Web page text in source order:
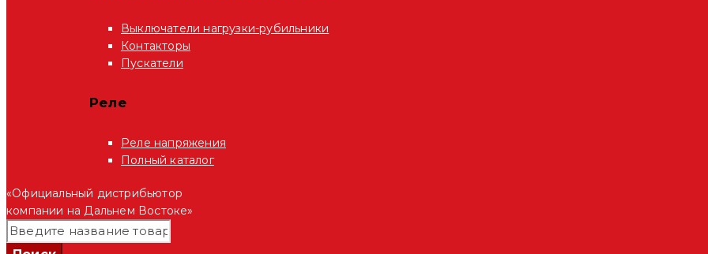
Выключатели нагрузки-рубильники
Контакторы
Пускатели
Реле
Реле напряжения
Полный каталог
«Официальный дистрибьютор
компании на Дальнем Востоке»